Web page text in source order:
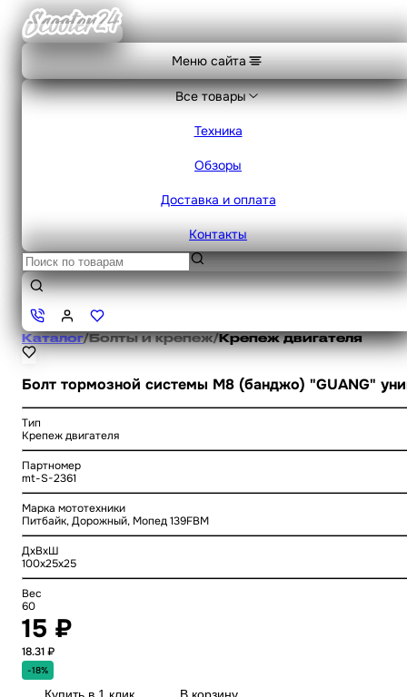
Меню сайта
Все товары
Техника
Обзоры
Доставка и оплата
Контакты
Каталог/Болты и крепеж/Крепеж двигателя
Болт тормозной системы M8 (банджо) "GUANG"
Тип
Крепеж двигателя
Партномер
mt-S-2361
Марка мототехники
Питбайк, Дорожный, Мопед 139FBM
ДхВхШ
100x25x25
Вес
60
15 ₽
18.31 ₽
-18%
Купить в 1 клик В корзину